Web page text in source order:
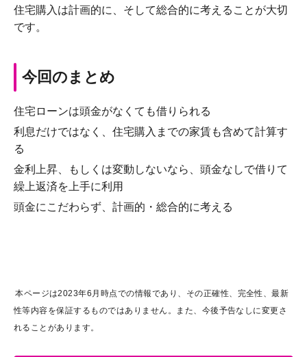
住宅購入は計画的に、そして総合的に考えることが大切
です。
今回のまとめ
住宅ローンは頭金がなくても借りられる
利息だけではなく、住宅購入までの家賃も含めて計算す
る
金利上昇、もしくは変動しないなら、頭金なしで借りて
繰上返済を上手に利用
頭金にこだわらず、計画的・総合的に考える
本ページは2023年6月時点での情報であり、その正確性、完全性、最新
性等内容を保証するものではありません。また、今後予告なしに変更さ
れることがあります。